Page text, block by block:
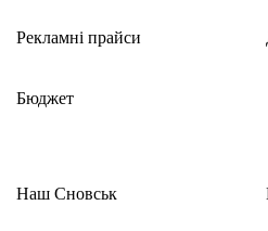
Рекламні прайси
Бюджет
Наш Сновськ